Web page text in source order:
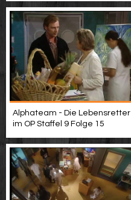
Alphateam - Die Lebensretter
im OP Staffel 9 Folge 15